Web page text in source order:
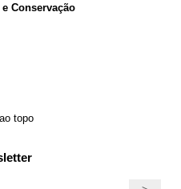
Conservação
topo